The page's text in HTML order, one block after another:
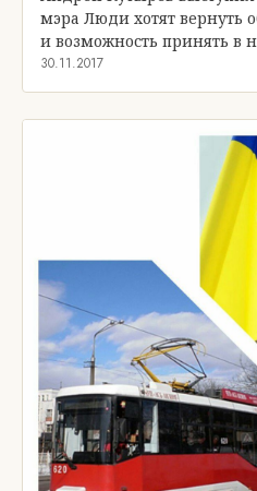
мэра Люди хотят вернуть
и возможность принять в
30.11.2017